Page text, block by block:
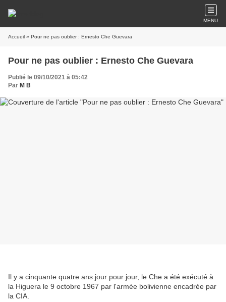
MENU
Accueil » Pour ne pas oublier : Ernesto Che Guevara
Pour ne pas oublier : Ernesto Che Guevara
Publié le 09/10/2021 à 05:42
Par M B
Il y a cinquante quatre ans jour pour jour, le Che a été exécuté à
la Higuera le 9 octobre 1967 par l'armée bolivienne encadrée par
la CIA.